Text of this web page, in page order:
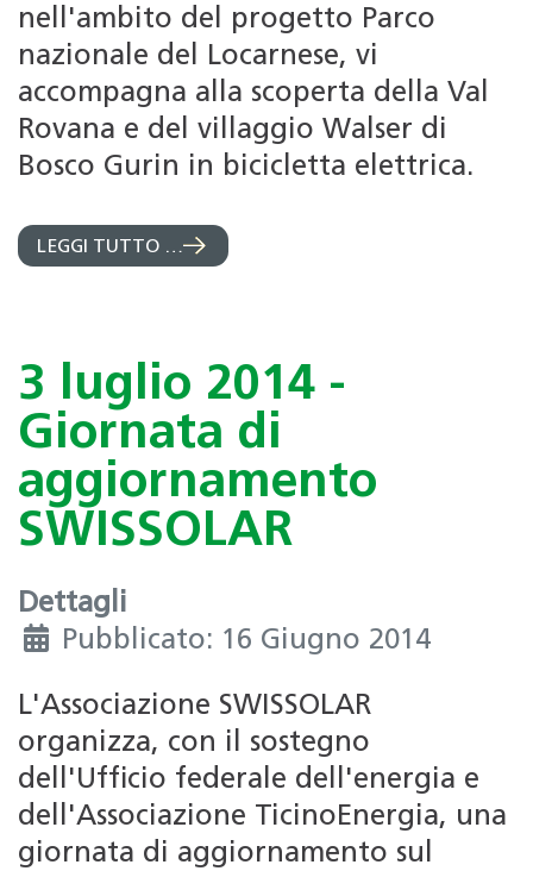
nell'ambito del progetto Parco
nazionale del Locarnese, vi
accompagna alla scoperta della Val
Rovana e del villaggio Walser di
Bosco Gurin in bicicletta elettrica.
LEGGI TUTTO …
3 luglio 2014 -
Giornata di
aggiornamento
SWISSOLAR
Dettagli
Pubblicato: 16 Giugno 2014
L'Associazione SWISSOLAR
organizza, con il sostegno
dell'Ufficio federale dell'energia e
dell'Associazione TicinoEnergia, una
giornata di aggiornamento sul